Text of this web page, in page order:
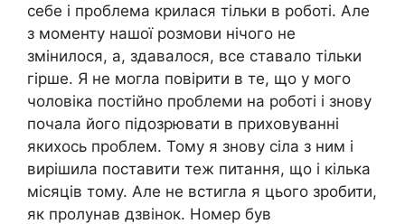
себе і проблема крилася тільки в роботі. Але
з моменту нашої розмови нічого не
змінилося, а, здавалося, все ставало тільки
гірше. Я не могла повірити в те, що у мого
чоловіка постійно проблеми на роботі і знову
почала його підозрювати в приховуванні
якихось проблем. Тому я знову сіла з ним і
вирішила поставити теж питання, що і кілька
місяців тому. Але не встигла я цього зробити,
як пролунав дзвінок. Номер був